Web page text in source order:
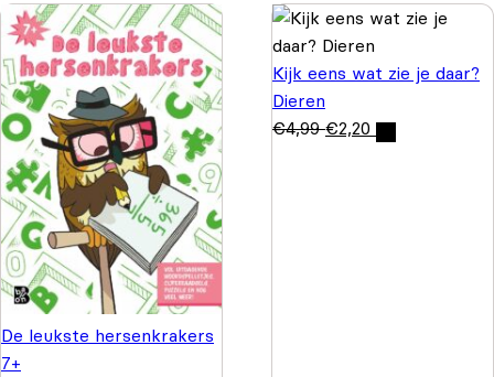
De leukste hersenkrakers
7+
Kijk eens wat zie je daar?
Dieren
€4,99 €2,20